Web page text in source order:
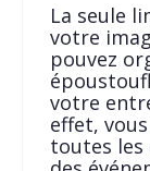
La seule
votre
pouvez
votre
effet,
toutes les